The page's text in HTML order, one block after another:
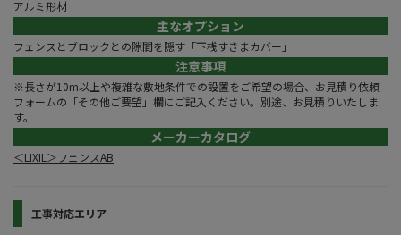
アルミ形材
主なオプション
フェンスとブロックとの隙間を隠す「下桟すきまカバー」
注意事項
※長さが10m以上や複雑な敷地条件での設置をご希望の場合、お見積り依頼
フォームの「その他ご要望」欄にご記入ください。別途、お見積りいたしま
す。
メーカーカタログ
＜LIXIL＞フェンスAB
工事対応エリア